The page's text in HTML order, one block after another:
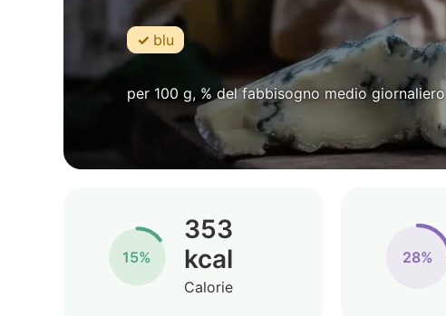
blu
per 100 g, % del fabbisogno medio giornaliero
15%
353
kcal
Calorie
28%